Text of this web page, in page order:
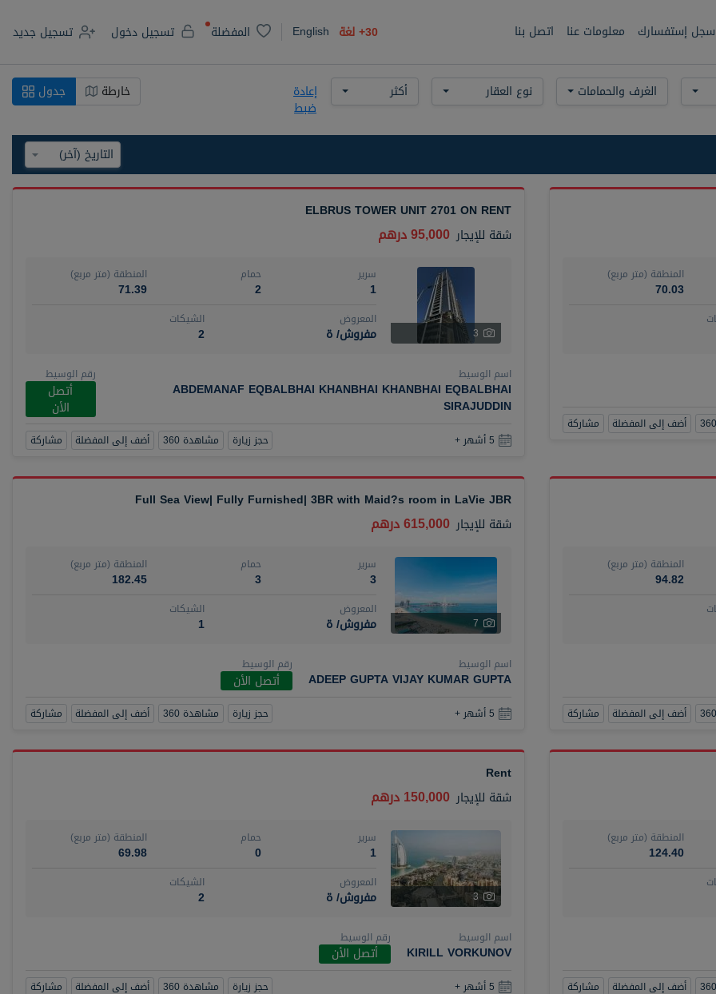
سجل إستفسارك معلومات عنا اتصل بنا 30+ لغة English المفضلة تسجيل دخول تسجيل جديد
الغرف والحمامات نوع العقار أكثر إعادة
ضبط
خارطة جدول
المنطقة (متر مربع)
70.03
أضف إلى المفضلة مشاركة
ELBRUS TOWER UNIT 2701 ON RENT
شقة للإيجار 95,000 درهم
3
سرير
1
حمام
2
المنطقة (متر مربع)
71.39
المعروض
مفروش/ ة
الشيكات
2
اسم الوسيط
ABDEMANAF EQBALBHAI KHANBHAI KHANBHAI EQBALBHAI
SIRAJUDDIN
رقم الوسيط
أتصل
الأن
5 أشهر + حجز زيارة مشاهدة 360 أضف إلى المفضلة مشاركة
المنطقة (متر مربع)
94.82
أضف إلى المفضلة مشاركة
Full Sea View| Fully Furnished| 3BR with Maid?s room in LaVie JBR
شقة للإيجار 615,000 درهم
7
سرير
3
حمام
3
المنطقة (متر مربع)
182.45
المعروض
مفروش/ ة
الشيكات
1
اسم الوسيط
ADEEP GUPTA VIJAY KUMAR GUPTA
رقم الوسيط
أتصل الأن
5 أشهر + حجز زيارة مشاهدة 360 أضف إلى المفضلة مشاركة
المنطقة (متر مربع)
124.40
أضف إلى المفضلة مشاركة
Rent
شقة للإيجار 150,000 درهم
3
سرير
1
حمام
0
المنطقة (متر مربع)
69.98
المعروض
مفروش/ ة
الشيكات
2
اسم الوسيط
KIRILL VORKUNOV
رقم الوسيط
أتصل الأن
5 أشهر + حجز زيارة مشاهدة 360 أضف إلى المفضلة مشاركة